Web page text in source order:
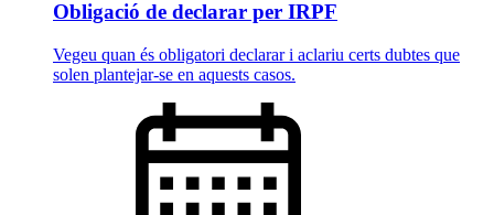
Obligació de declarar per IRPF
Vegeu quan és obligatori declarar i aclariu certs dubtes que
solen plantejar-se en aquests casos.